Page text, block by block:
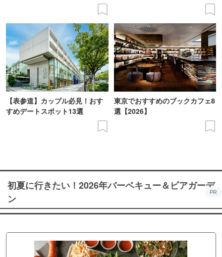
【表参道】カップル必見！おす
すめデートスポット13選
東京でおすすめのブックカフェ8
選【2026】
初夏に行きたい！2026年バーベキュー＆ビアガーデ
ン
PR